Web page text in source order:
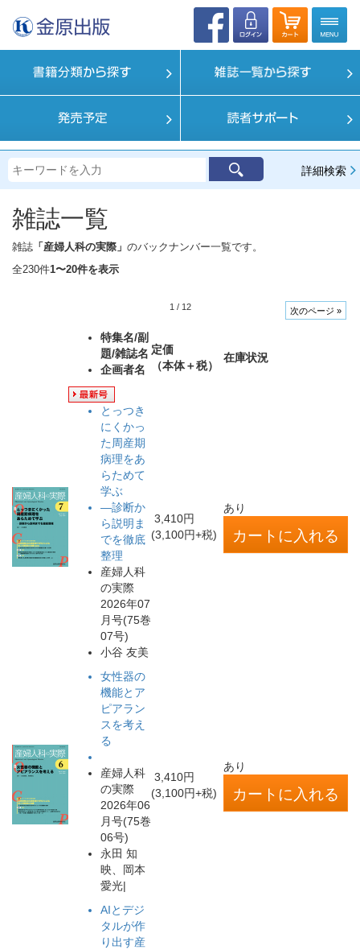
詳細検索
雑誌一覧
雑誌 「産婦人科の実際」 のバックナンバー一覧です。
全230件1〜20件を表示
1 / 12 次のページ »
特集名/副
題/雑誌名
企画者名
定価
（本体＋税）
在庫状況
とっつき
にくかっ
た周産期
病理をあ
らためて
学ぶ
―診断か
ら説明ま
でを徹底
整理
産婦人科
の実際
2026年07
月号(75巻
07号)
小谷 友美
3,410円
(3,100円+税)
あり
女性器の
機能とア
ピアラン
スを考え
る
産婦人科
の実際
2026年06
月号(75巻
06号)
永田 知
映、岡本
愛光|
3,410円
(3,100円+税)
あり
AIとデジ
タルが作
り出す産